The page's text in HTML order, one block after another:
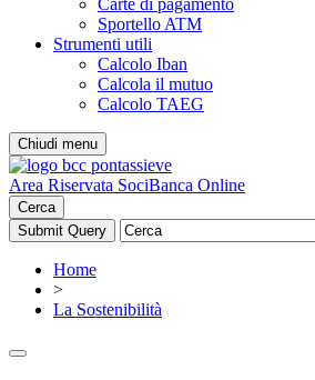
Carte di pagamento
Sportello ATM
Strumenti utili
Calcolo Iban
Calcola il mutuo
Calcolo TAEG
Chiudi menu
Area Riservata SociBanca Online
Cerca
Home
>
La Sostenibilità